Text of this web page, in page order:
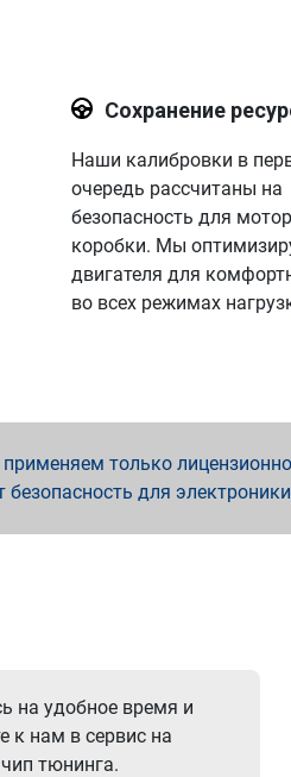
Сохранение
Наши калибровки в
очередь рассчитаны на
безопасность для
коробки. Мы
двигателя для
во всех режимах
только
безопасность для
на удобное время и
к нам в сервис на
тюнинга.